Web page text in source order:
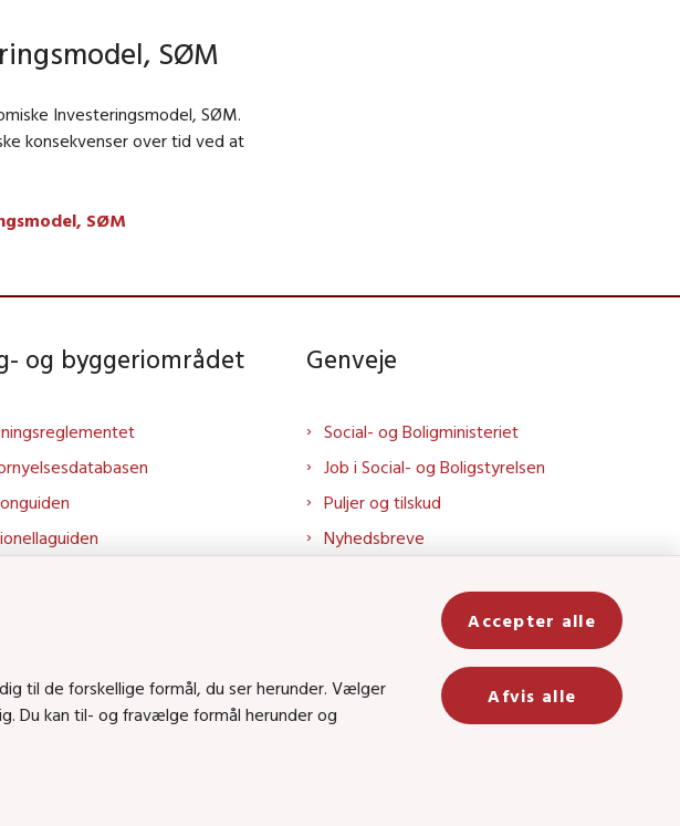
SØM
Investeringsmodel, SØM.
konsekvenser over tid ved at
SØM
og byggeriområdet
og byggeri på LinkedIn
og byggeri på YouTube
Genveje
Social- og Boligministeriet
Job i Social- og Boligstyrelsen
Puljer og tilskud
Nyhedsbreve
Social- og Boligstyrelsens nyheder
som RSS feed
til de forskellige formål, du ser herunder. Vælger
Du kan til- og fravælge formål herunder og
Accepter alle
Afvis alle